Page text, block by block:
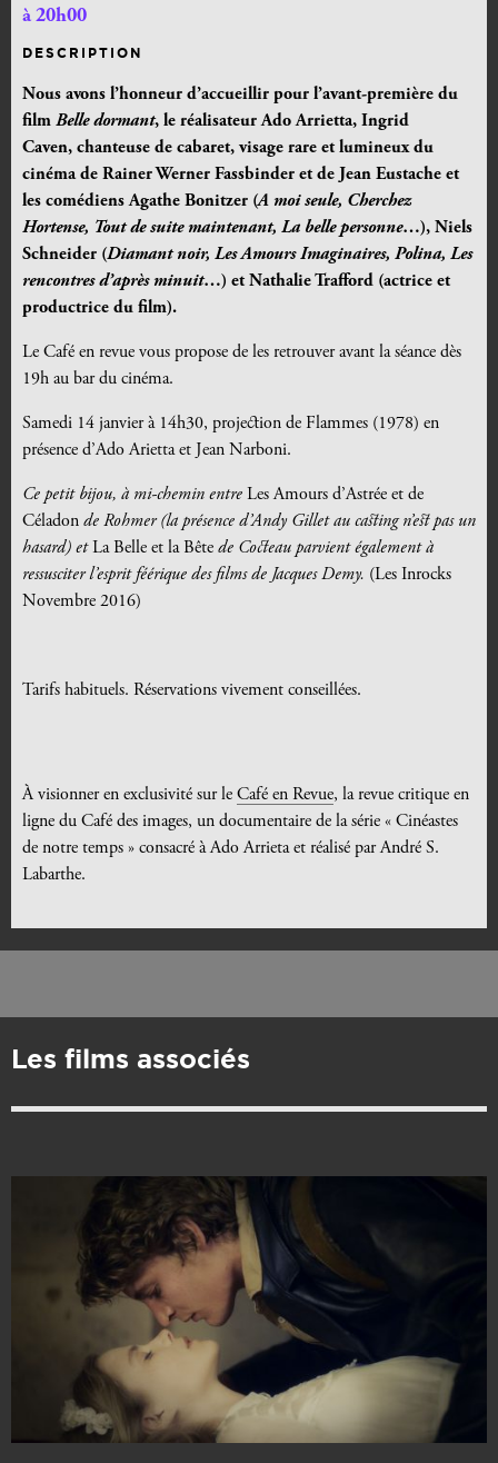
à 20h00
DESCRIPTION
Nous avons l’honneur d’accueillir pour l’avant-première du
film Belle dormant, le réalisateur Ado Arrietta, Ingrid
Caven, chanteuse de cabaret, visage rare et lumineux du
cinéma de Rainer Werner Fassbinder et de Jean Eustache et
les comédiens Agathe Bonitzer (A moi seule, Cherchez
Hortense, Tout de suite maintenant, La belle personne…), Niels
Schneider (Diamant noir, Les Amours Imaginaires, Polina, Les
rencontres d’après minuit…) et Nathalie Trafford (actrice et
productrice du film).
Le Café en revue vous propose de les retrouver avant la séance dès
19h au bar du cinéma.
Samedi 14 janvier à 14h30, projection de Flammes (1978) en
présence d’Ado Arietta et Jean Narboni.
Ce petit bijou, à mi-chemin entre Les Amours d’Astrée et de
Céladon de Rohmer (la présence d’Andy Gillet au casting n’est pas un
hasard) etLa Belle et la Bête de Cocteau parvient également à
ressusciter l’esprit féérique des films de Jacques Demy. (Les Inrocks
Novembre 2016)
Tarifs habituels. Réservations vivement conseillées.
À visionner en exclusivité sur le Café en Revue, la revue critique en
ligne du Café des images, un documentaire de la série « Cinéastes
de notre temps » consacré à Ado Arrieta et réalisé par André S.
Labarthe.
Les films associés